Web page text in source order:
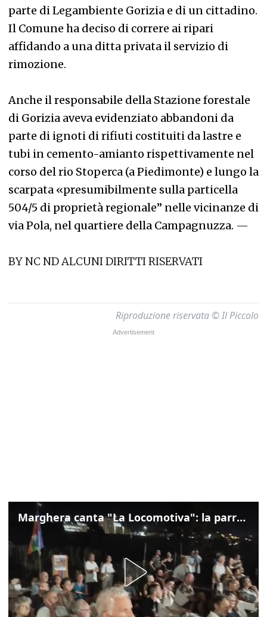
parte di Legambiente Gorizia e di un cittadino.
Il Comune ha deciso di correre ai ripari
affidando a una ditta privata il servizio di
rimozione.
Anche il responsabile della Stazione forestale
di Gorizia aveva evidenziato abbandoni da
parte di ignoti di rifiuti costituiti da lastre e
tubi in cemento-amianto rispettivamente nel
corso del rio Stoperca (a Piedimonte) e lungo la
scarpata «presumibilmente sulla particella
504/5 di proprietà regionale” nelle vicinanze di
via Pola, nel quartiere della Campagnuzza. —
BY NC ND ALCUNI DIRITTI RISERVATI
Riproduzione riservata © Il Piccolo
Marghera canta "La Locomotiva": la parrocchia della Cita ricorda Guccini